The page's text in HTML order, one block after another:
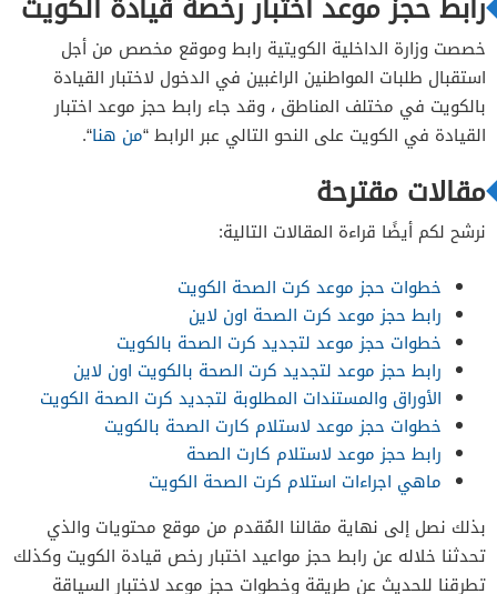
خصصت وزارة الداخلية الكويتية رابط وموقع مخصص من أجل
استقبال طلبات المواطنين الراغبين في الدخول لاختبار القيادة
بالكويت في مختلف المناطق ، وقد جاء رابط حجز موعد اختبار
القيادة في الكويت على النحو التالي عبر الرابط “من هنا“.
مقالات مقترحة
نرشح لكم أيضًا قراءة المقالات التالية:
خطوات حجز موعد كرت الصحة الكويت
رابط حجز موعد كرت الصحة اون لاين
خطوات حجز موعد لتجديد كرت الصحة بالكويت
رابط حجز موعد لتجديد كرت الصحة بالكويت اون لاين
الأوراق والمستندات المطلوبة لتجديد كرت الصحة الكويت
خطوات حجز موعد لاستلام كارت الصحة بالكويت
رابط حجز موعد لاستلام كارت الصحة
ماهي اجراءات استلام كرت الصحة الكويت
بذلك نصل إلى نهاية مقالنا المٌقدم من موقع محتويات والذي
تحدثنا خلاله عن رابط حجز مواعيد اختبار رخص قيادة الكويت وكذلك
تطرقنا للحديث عن طريقة وخطوات حجز موعد لاختبار السياقة